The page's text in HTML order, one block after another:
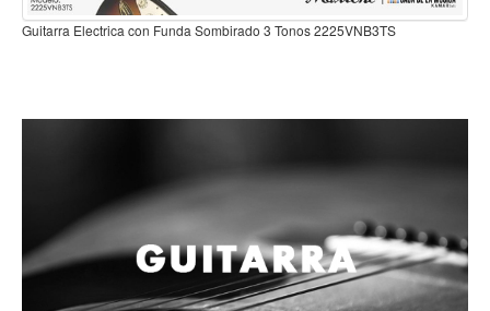
Percusión Latina
Bombos
Campanas, lluvias y platillos
Herrajes y soportes
Guitarra Electrica con Funda Sombirado 3 Tonos